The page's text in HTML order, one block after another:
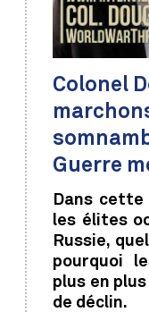
Colonel
Guerre
Dans
les élites
Russie,
pourquoi
plus en
de déclin.